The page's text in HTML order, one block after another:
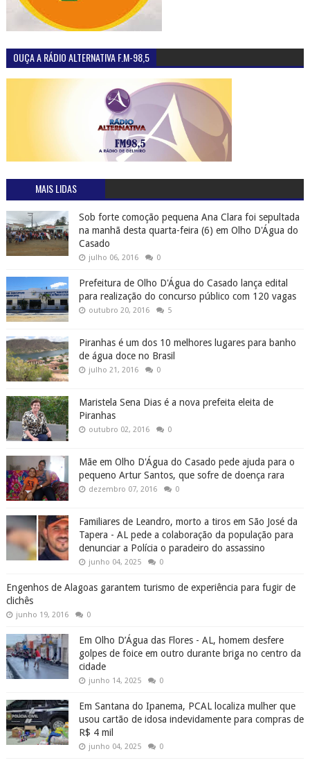
OUÇA A RÁDIO ALTERNATIVA F.M-98,5
MAIS LIDAS
Sob forte comoção pequena Ana Clara foi sepultada
na manhã desta quarta-feira (6) em Olho D'Água do
Casado
julho 06, 2016 0
Prefeitura de Olho D'Água do Casado lança edital
para realização do concurso público com 120 vagas
outubro 20, 2016 5
Piranhas é um dos 10 melhores lugares para banho
de água doce no Brasil
julho 21, 2016 0
Maristela Sena Dias é a nova prefeita eleita de
Piranhas
outubro 02, 2016 0
Mãe em Olho D'Água do Casado pede ajuda para o
pequeno Artur Santos, que sofre de doença rara
dezembro 07, 2016 0
Familiares de Leandro, morto a tiros em São José da
Tapera - AL pede a colaboração da população para
denunciar a Polícia o paradeiro do assassino
junho 04, 2025 0
Engenhos de Alagoas garantem turismo de experiência para fugir de
clichês
junho 19, 2016 0
Em Olho D’Água das Flores - AL, homem desfere
golpes de foice em outro durante briga no centro da
cidade
junho 14, 2025 0
Em Santana do Ipanema, PCAL localiza mulher que
usou cartão de idosa indevidamente para compras de
R$ 4 mil
junho 04, 2025 0